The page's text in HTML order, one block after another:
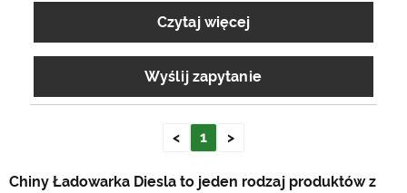
Czytaj więcej
Wyślij zapytanie
< 1 >
Chiny Ładowarka Diesla to jeden rodzaj produktów z